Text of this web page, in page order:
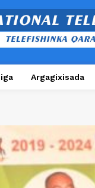
Argagixisada